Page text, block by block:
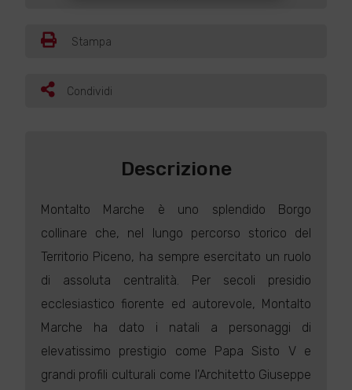
Stampa
Condividi
Descrizione
Montalto Marche è uno splendido Borgo
collinare che, nel lungo percorso storico del
Territorio Piceno, ha sempre esercitato un ruolo
di assoluta centralità. Per secoli presidio
ecclesiastico fiorente ed autorevole, Montalto
Marche ha dato i natali a personaggi di
elevatissimo prestigio come Papa Sisto V e
grandi profili culturali come l'Architetto Giuseppe